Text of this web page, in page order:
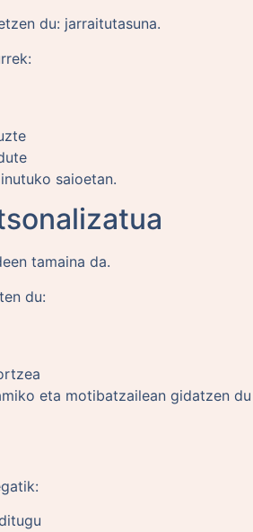
du: jarraitutasuna.
saioetan.
tamaina da.
du:
eta motibatzailean gidatzen